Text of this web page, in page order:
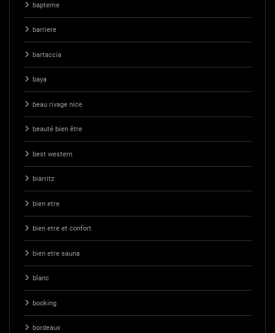
bapteme
barriere
bartaccia
baya
beau rivage nice
beauté bien être
best western
biarritz
bien etre
bien etre et confort
bien etre sauna
blanc
booking
bordeaux